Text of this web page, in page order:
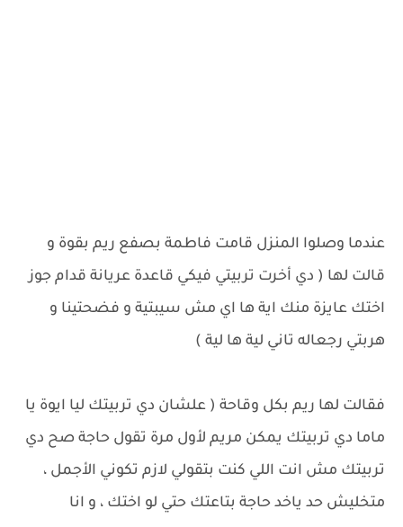
عندما وصلوا المنزل قامت فاطمة بصفع ريم بقوة و
قالت لها ( دي أخرت تربيتي فيكي قاعدة عريانة قدام جوز
اختك عايزة منك اية ها اي مش سيبتية و فضحتينا و
هربتي رجعاله تاني لية ها لية )
فقالت لها ريم بكل وقاحة ( علشان دي تربيتك ليا ايوة يا
ماما دي تربيتك يمكن مريم لأول مرة تقول حاجة صح دي
تربيتك مش انت اللي كنت بتقولي لازم تكوني الأجمل ،
متخليش حد ياخد حاجة بتاعتك حتي لو اختك ، و انا